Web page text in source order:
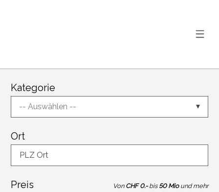
Kategorie
-- Auswählen --
Ort
PLZ Ort
Preis Von CHF 0.- bis 50 Mio und mehr